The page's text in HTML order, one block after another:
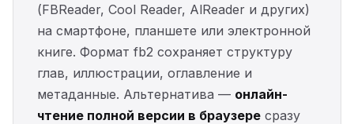
(FBReader, Cool Reader, AlReader и других)
на смартфоне, планшете или электронной
книге. Формат fb2 сохраняет структуру
глав, иллюстрации, оглавление и
метаданные. Альтернатива — онлайн-
чтение полной версии в браузере сразу